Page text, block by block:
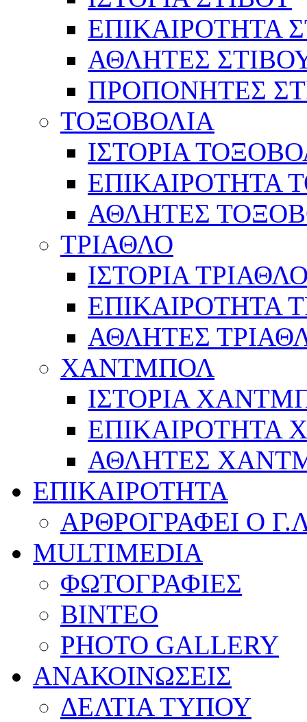
ΕΠΙΚΑΙΡΟΤΗΤΑ
ΑΘΛΗΤΕΣ
ΠΡΟΠΟΝΗΤΕΣ
ΤΟΞΟΒΟΛΙΑ
ΙΣΤΟΡΙΑ
ΕΠΙΚΑΙΡΟΤΗΤΑ
ΑΘΛΗΤΕΣ
ΤΡΙΑΘΛΟ
ΙΣΤΟΡΙΑ
ΕΠΙΚΑΙΡΟΤΗΤΑ
ΑΘΛΗΤΕΣ
ΧΑΝΤΜΠΟΛ
ΙΣΤΟΡΙΑ
ΕΠΙΚΑΙΡΟΤΗΤΑ
ΑΘΛΗΤΕΣ
ΕΠΙΚΑΙΡΟΤΗΤΑ
ΑΡΘΡΟΓΡΑΦΕΙ Ο
MULTIMEDIA
ΦΩΤΟΓΡΑΦΙΕΣ
ΒΙΝΤΕΟ
PHOTO GALLERY
ΑΝΑΚΟΙΝΩΣΕΙΣ
ΔΕΛΤΙΑ ΤΥΠΟΥ